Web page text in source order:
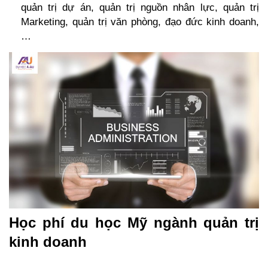
quản trị dự án, quản trị nguồn nhân lực, quản trị
Marketing, quản trị văn phòng, đạo đức kinh doanh,
…
Học phí du học Mỹ ngành quản trị
kinh doanh